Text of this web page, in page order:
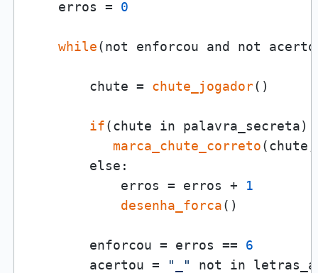
    erros =
0
while(not enforcou and not
        chute =
chute_jogador()
if(chute in palavra_secreta):
marca_chute_correto
        else:
            erros = erros +
1
desenha_forca()
        enforcou = erros ==
6
        acertou =
"_"
not in